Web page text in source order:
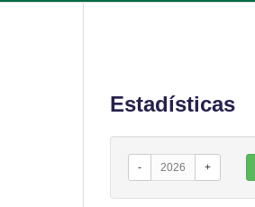
Estadísticas
- 2026 +